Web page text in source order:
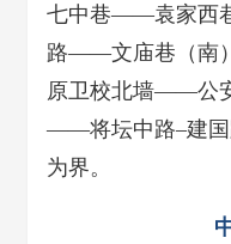
七中巷——袁家
路——文庙巷（南
原卫校北墙——公
——将坛中路–建国
为界。